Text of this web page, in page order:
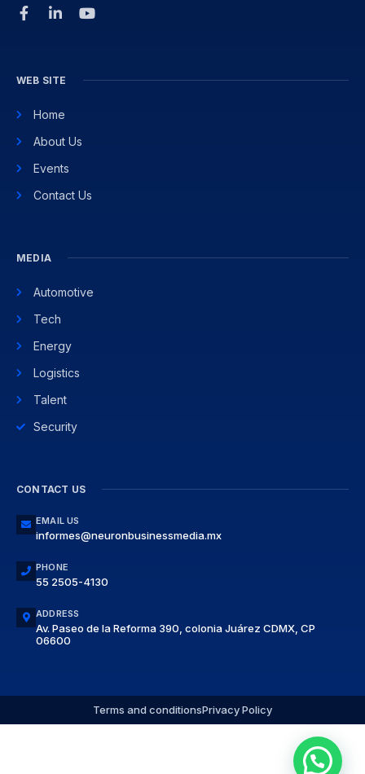
WEB SITE
Home
About Us
Events
Contact Us
MEDIA
Automotive
Tech
Energy
Logistics
Talent
Security
CONTACT US
EMAIL US
informes@neuronbusinessmedia.mx
PHONE
55 2505-4130
ADDRESS
Av. Paseo de la Reforma 390, colonia Juárez CDMX, CP
06600
Terms and conditionsPrivacy Policy